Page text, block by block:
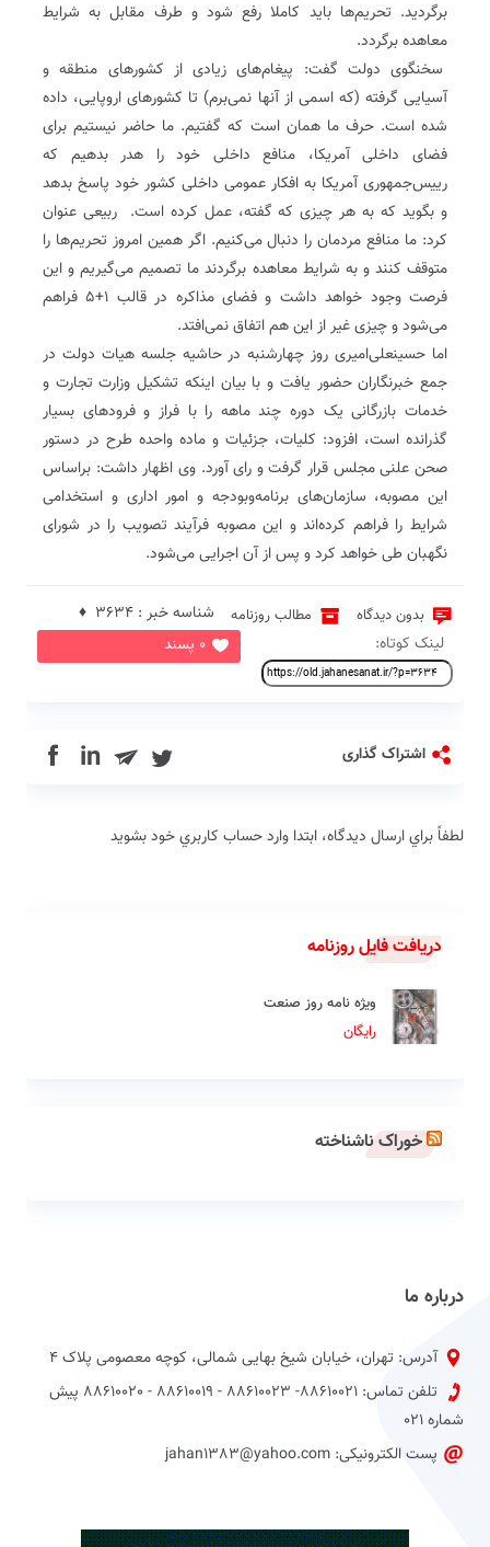
برگردید. تحریم‌ها باید کاملا رفع شود و طرف مقابل به شرایط
معاهده برگردد.
سخنگوی دولت گفت:‌ پیغام‌های زیادی از کشورهای منطقه و
آسیایی گرفته (که اسمی از آنها نمی‌برم) تا کشورهای اروپایی، داده
شده است. حرف ما همان است که گفتیم. ما حاضر نیستیم برای
فضای داخلی آمریکا، منافع داخلی خود را هدر بدهیم که
رییس‌جمهوری آمریکا به افکار عمومی داخلی کشور خود پاسخ بدهد
و بگوید که به هر چیزی که گفته، عمل کرده است. ربیعی عنوان
کرد: ما منافع مردمان را دنبال می‌کنیم. اگر همین امروز تحریم‌ها را
متوقف کنند و به شرایط معاهده برگردند ما تصمیم می‌گیریم و این
فرصت وجود خواهد داشت و فضای مذاکره در قالب ۱+۵ فراهم
می‌شود و چیزی غیر از این هم اتفاق نمی‌افتد.
اما حسینعلی‌امیری روز چهارشنبه در حاشیه جلسه هیات دولت در
جمع خبرنگاران حضور یافت و با بیان اینکه تشکیل وزارت تجارت و
خدمات بازرگانی یک دوره چند ماهه را با فراز و فرودهای بسیار
گذرانده است، افزود: کلیات، جزئیات و ماده واحده طرح در دستور
صحن علنی مجلس قرار گرفت و رای آورد. وی اظهار داشت: براساس
این مصوبه، سازمان‌های برنامه‌وبودجه و امور اداری و استخدامی
شرایط را فراهم کرده‌اند و این مصوبه فرآیند تصویب را در شورای
نگهبان طی خواهد کرد و پس از آن اجرایی می‌شود.
بدون دیدگاه مطالب روزنامه
0 پسند
شناسه خبر : 3634 ♦
لینک کوتاه:
اشتراک گذاری in
لطفاً براي ارسال دیدگاه، ابتدا وارد حساب كاربري خود بشويد
دریافت فایل روزنامه
ویژه نامه روز صنعت
رایگان
خوراک ناشناخته
درباره ما
آدرس: تهران، خیابان شیخ بهایی شمالی، کوچه معصومی پلاک 4
تلفن تماس: 88610021- 88610023 - 88610019 - 88610020 پیش
شماره 021
پست الکترونیکی: jahan1383@yahoo.com